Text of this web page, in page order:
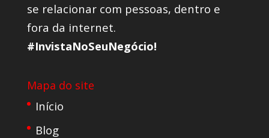
se relacionar com pessoas, dentro e
fora da internet.
#InvistaNoSeuNegócio!
Mapa do site
Início
Blog